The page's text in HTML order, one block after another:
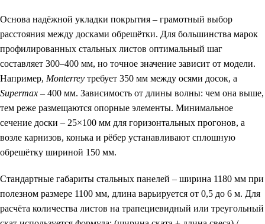
Основа надёжной укладки покрытия – грамотный выбор
расстояния между досками обрешётки. Для большинства марок
профилированных стальных листов оптимальный шаг
составляет 300–400 мм, но точное значение зависит от модели.
Например, Monterrey требует 350 мм между осями досок, а
Supermax – 400 мм. Зависимость от длины волны: чем она выше,
тем реже размещаются опорные элементы. Минимальное
сечение доски – 25×100 мм для горизонтальных прогонов, а
возле карнизов, конька и рёбер устанавливают сплошную
обрешётку шириной 150 мм.
Стандартные габариты стальных панелей – ширина 1180 мм при
полезном размере 1100 мм, длина варьируется от 0,5 до 6 м. Для
расчёта количества листов на трапециевидный или треугольный